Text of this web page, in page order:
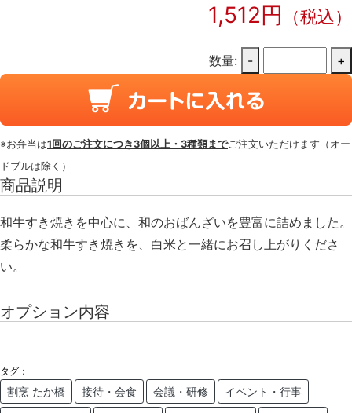
1,512円
（税込）
数量: - +
※お弁当は1回のご注文につき3個以上・3種類までご注文いただけます（オー
ドブルは除く）
商品説明
和牛すき焼きを中心に、和のおばんざいを豊富に詰めました。
柔らかな和牛すき焼きを、白米と一緒にお召し上がりくださ
い。
オプション内容
タグ：
割烹 たか橋 接待・会食 会議・研修 イベント・行事